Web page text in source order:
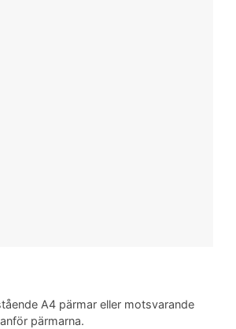
A4 pärmar eller motsvarande
pärmarna.